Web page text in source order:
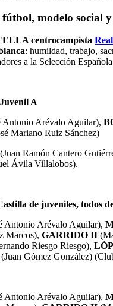
modelo social y
centrocampista
: humildad, trabajo,
a la Selección
A
Antonio Arévalo Aguilar),
Mariano Ruiz Sánchez)
(Juan Ramón Cantero
Ávila Villalobos).
de juveniles, todos
Antonio Arévalo Aguilar),
Marcos), GARRIDO II (
Riesgo Riesgo),
(Juan Gómez González)
Antonio Arévalo Aguilar),